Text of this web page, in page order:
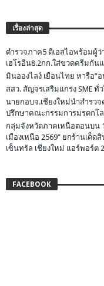
เรื่องล่าสุด
ตำรวจภาค5 ดีเอสไอพร้อมผู้ว่
เฮโรอีน8.2กก.ใส่ขวดครีมกัน
มินอองไลง์ เยือนไทย หารือ
สสว. สัญจรเสริมแกร่ง SME
นายกอบจ.เชียงใหม่นำสำรว
ปรึกษาคณะกรรมการมรดกโ
กลุ่มจังหวัดภาคเหนือตอนบน
เมืองเหนือ 2569” ยกร้านเด็
เซ็นทรัล เชียงใหม่ แอร์พอร์ต
FACEBOOK